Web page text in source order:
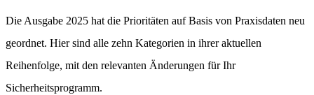
Die Ausgabe 2025 hat die Prioritäten auf Basis von Praxisdaten neu
geordnet. Hier sind alle zehn Kategorien in ihrer aktuellen
Reihenfolge, mit den relevanten Änderungen für Ihr
Sicherheitsprogramm.